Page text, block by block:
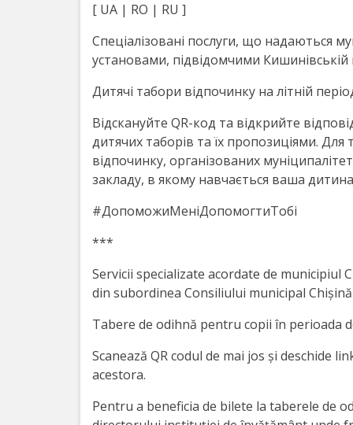
Strategia
Orarul
audienței
Managementul
instituției
Planuri
activitate
Parteneriate
Proiecte
Rapoarte
[ UA | RO | RU ]
Спеціалізовані послуги, що надаються
установами, підвідомчими Кишинівській
Дитячі табори відпочинку на літній
Відскануйте QR-код та відкрийте
дитячих таборів та їх пропозиціями.
відпочинку, організованих
закладу, в якому навчається ваша
#ДопоможиМеніДопомогтиТобі
***
Servicii specializate acordate de
din subordinea Consiliului municipal
Tabere de odihnă pentru copii în perioada
Scanează QR codul de mai jos și deschide
acestora.
Pentru a beneficia de bilete la taberele de